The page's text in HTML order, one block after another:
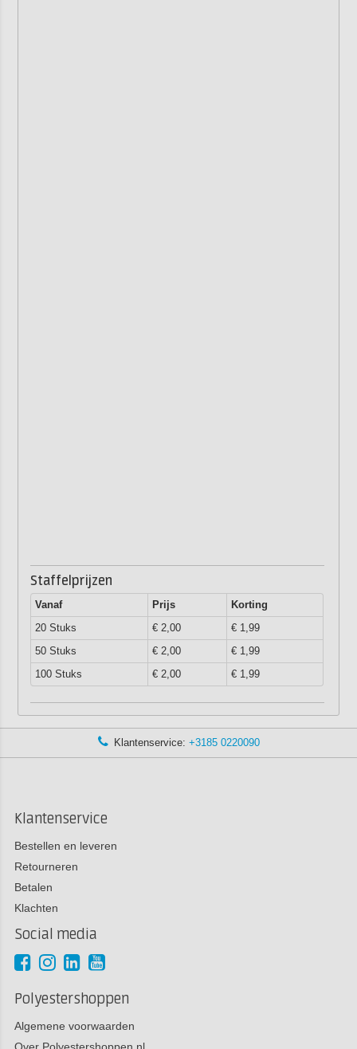
Staffelprijzen
Vanaf Prijs
Korting
20 Stuks
€ 2,00
€ 1,99
50 Stuks
€ 2,00
€ 1,99
100 Stuks
€ 2,00 € 1,99
Klantenservice: +3185 0220090
Klantenservice
Bestellen en leveren
Retourneren
Betalen
Klachten
Social media
Polyestershoppen
Algemene voorwaarden